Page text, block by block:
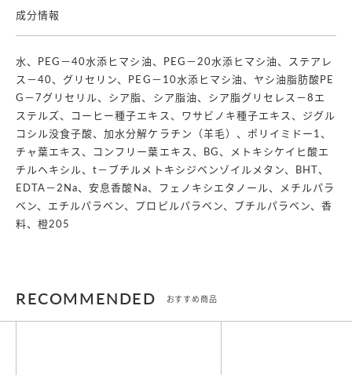
成分情報
水、PEG－40水添ヒマシ油、PEG－20水添ヒマシ油、ステアレ
ス－40、グリセリン、PEG－10水添ヒマシ油、ヤシ油脂肪酸PE
G－7グリセリル、シア脂、シア脂油、シア脂グリセレス－8エ
ステルズ、コーヒー種子エキス、ワサビノキ種子エキス、ジグル
コシル没食子酸、加水分解ケラチン（羊毛）、ポリイミドー1、
チャ葉エキス、コンフリー葉エキス、BG、メトキシケイヒ酸エ
チルヘキシル、t－ブチルメトキシジベンゾイルメタン、BHT、
EDTA－2Na、安息香酸Na、フェノキシエタノール、メチルパラ
ベン、エチルパラベン、プロピルパラベン、ブチルパラベン、香
料、橙205
RECOMMENDED おすすめ商品